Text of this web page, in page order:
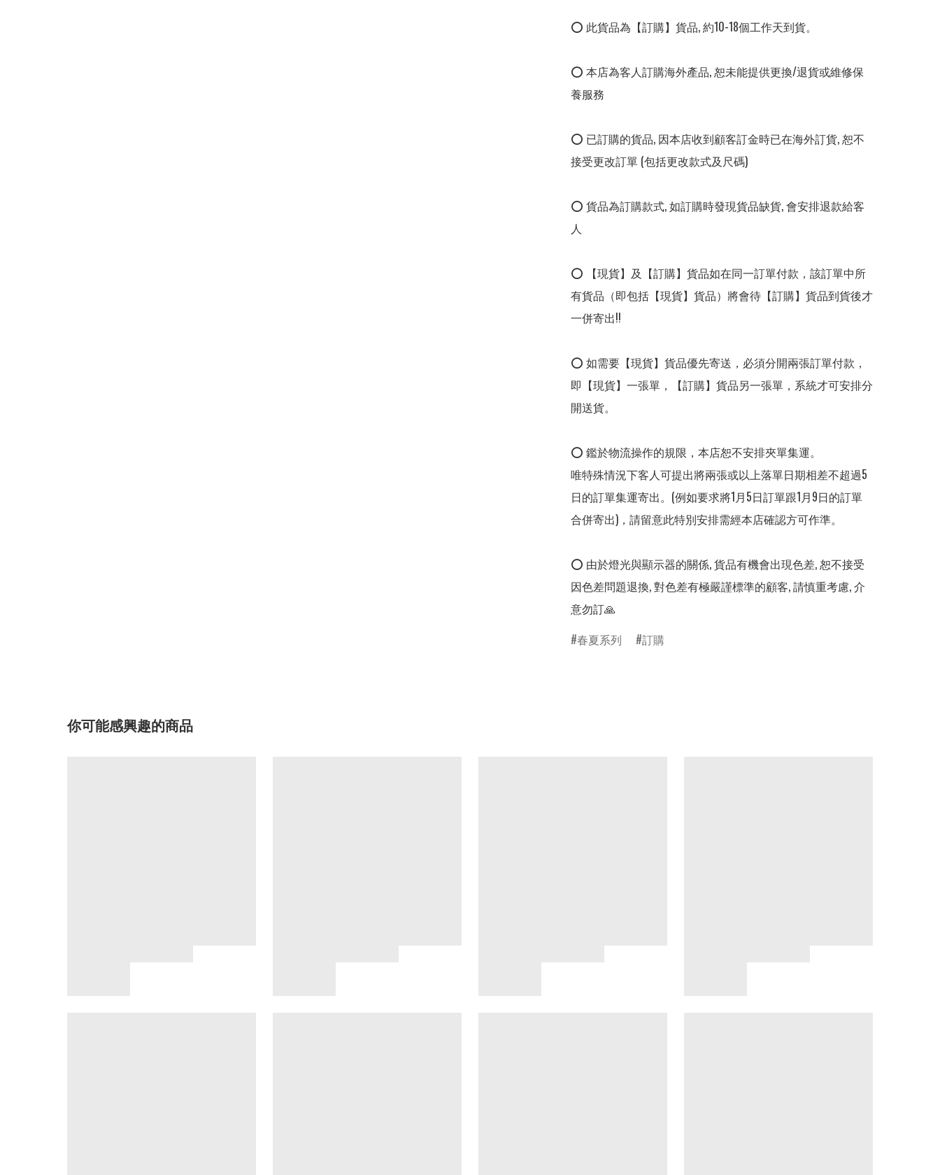
⭕ 此貨品為【訂購】貨品, 約10-18個工作天到貨。
⭕ 本店為客人訂購海外產品, 恕未能提供更換/退貨或維修保
養服務
⭕ 已訂購的貨品, 因本店收到顧客訂金時已在海外訂貨, 恕不
接受更改訂單 (包括更改款式及尺碼)
⭕ 貨品為訂購款式, 如訂購時發現貨品缺貨, 會安排退款給客
人
⭕ 【現貨】及【訂購】貨品如在同一訂單付款，該訂單中所
有貨品（即包括【現貨】貨品）將會待【訂購】貨品到貨後才
一併寄出!!
⭕ 如需要【現貨】貨品優先寄送，必須分開兩張訂單付款，
即【現貨】一張單，【訂購】貨品另一張單，系統才可安排分
開送貨。
⭕ 鑑於物流操作的規限，本店恕不安排夾單集運。
唯特殊情況下客人可提出將兩張或以上落單日期相差不超過5
日的訂單集運寄出。(例如要求將1月5日訂單跟1月9日的訂單
合併寄出)，請留意此特別安排需經本店確認方可作準。
⭕ 由於燈光與顯示器的關係, 貨品有機會出現色差, 恕不接受
因色差問題退換, 對色差有極嚴謹標準的顧客, 請慎重考慮, 介
意勿訂🙏
春夏系列
訂購
你可能感興趣的商品